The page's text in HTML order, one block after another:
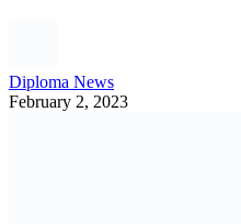
Diploma News
February 2, 2023